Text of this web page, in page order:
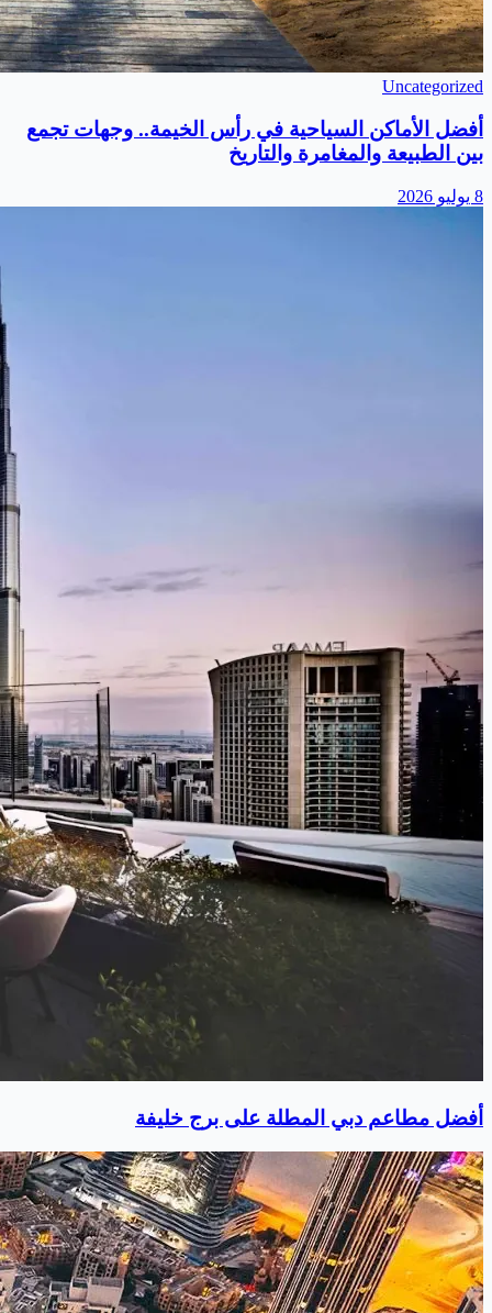
Uncategorized
أفضل الأماكن السياحية في رأس الخيمة.. وجهات تجمع
بين الطبيعة والمغامرة والتاريخ
8 يوليو 2026
أفضل مطاعم دبي المطلة على برج خليفة